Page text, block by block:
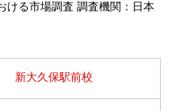
る市場調査 調査機関：日本
新大久保駅前校